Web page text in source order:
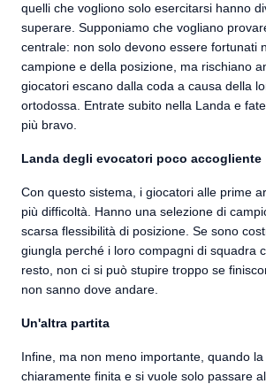
quelli che vogliono solo esercitarsi hanno
superare. Supponiamo che vogliano
centrale: non solo devono essere fortunati
campione e della posizione, ma rischiano
giocatori escano dalla coda a causa della
ortodossa. Entrate subito nella Landa e
più bravo.
Landa degli evocatori poco accogliente
Con questo sistema, i giocatori alle prime
più difficoltà. Hanno una selezione di
scarsa flessibilità di posizione. Se sono
giungla perché i loro compagni di squadra
resto, non ci si può stupire troppo se
non sanno dove andare.
Un'altra partita
Infine, ma non meno importante, quando
chiaramente finita e si vuole solo passare